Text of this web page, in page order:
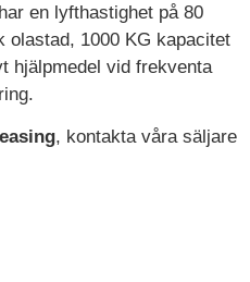
en lyfthastighet på 80
olastad, 1000 KG kapacitet
hjälpmedel vid frekventa
, kontakta våra säljare